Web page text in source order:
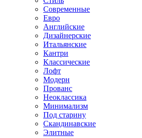
Современные
Евро
Английские
Дизайнерские
Итальянские
Кантри
Классические
Лофт
Модерн
Прованс
Неоклассика
Минимализм
Под старину
Скандинавские
Элитные